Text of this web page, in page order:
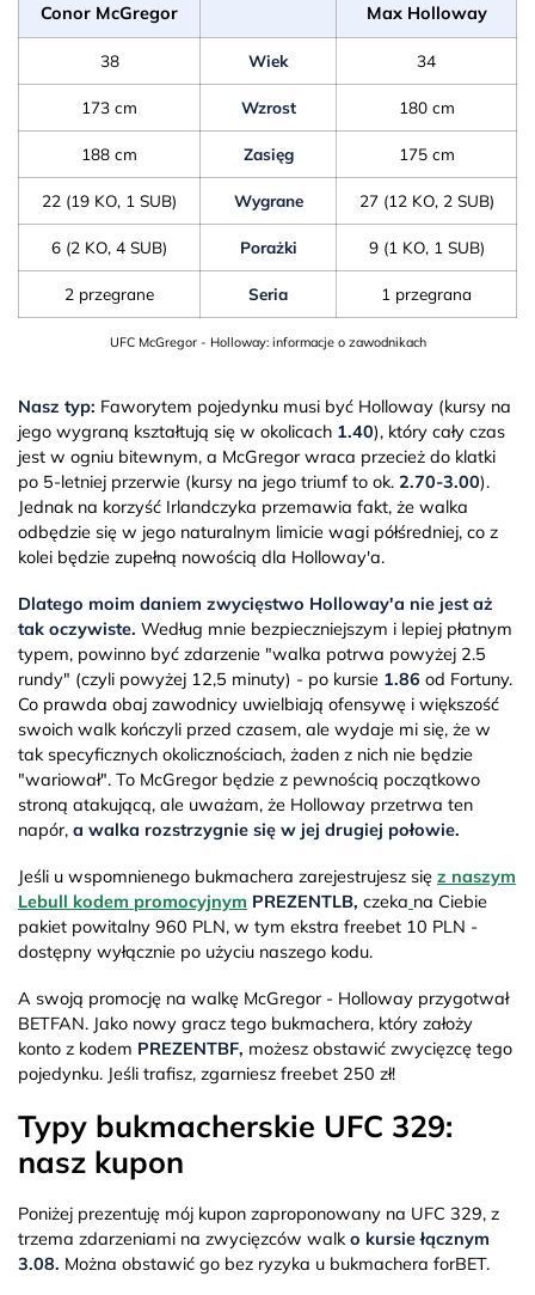
Conor McGregor Max Holloway
38 Wiek 34
173 cm Wzrost 180 cm
188 cm Zasięg 175 cm
22 (19 KO, 1 SUB) Wygrane 27 (12 KO, 2 SUB)
6 (2 KO, 4 SUB) Porażki 9 (1 KO, 1 SUB)
2 przegrane Seria 1 przegrana
UFC McGregor - Holloway: informacje o zawodnikach
Nasz typ: Faworytem pojedynku musi być Holloway (kursy na
jego wygraną kształtują się w okolicach 1.40), który cały czas
jest w ogniu bitewnym, a McGregor wraca przecież do klatki
po 5-letniej przerwie (kursy na jego triumf to ok. 2.70-3.00).
Jednak na korzyść Irlandczyka przemawia fakt, że walka
odbędzie się w jego naturalnym limicie wagi półśredniej, co z
kolei będzie zupełną nowością dla Holloway'a.
Dlatego moim daniem zwycięstwo Holloway'a nie jest aż
tak oczywiste. Według mnie bezpieczniejszym i lepiej płatnym
typem, powinno być zdarzenie "walka potrwa powyżej 2.5
rundy" (czyli powyżej 12,5 minuty) - po kursie 1.86 od Fortuny.
Co prawda obaj zawodnicy uwielbiają ofensywę i większość
swoich walk kończyli przed czasem, ale wydaje mi się, że w
tak specyficznych okolicznościach, żaden z nich nie będzie
"wariował". To McGregor będzie z pewnością początkowo
stroną atakującą, ale uważam, że Holloway przetrwa ten
napór, a walka rozstrzygnie się w jej drugiej połowie.
Jeśli u wspomnienego bukmachera zarejestrujesz się z naszym
Lebull kodem promocyjnym PREZENTLB, czeka na Ciebie
pakiet powitalny 960 PLN, w tym ekstra freebet 10 PLN -
dostępny wyłącznie po użyciu naszego kodu.
A swoją promocję na walkę McGregor - Holloway przygotwał
BETFAN. Jako nowy gracz tego bukmachera, który założy
konto z kodem PREZENTBF, możesz obstawić zwycięzcę tego
pojedynku. Jeśli trafisz, zgarniesz freebet 250 zł!
Typy bukmacherskie UFC 329:
nasz kupon
Poniżej prezentuję mój kupon zaproponowany na UFC 329, z
trzema zdarzeniami na zwycięzców walk o kursie łącznym
3.08. Można obstawić go bez ryzyka u bukmachera forBET.